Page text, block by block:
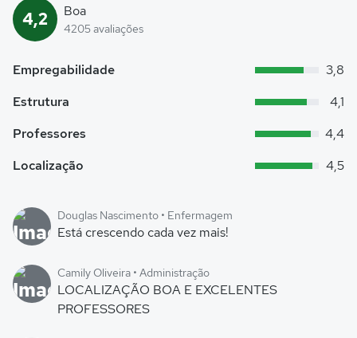
4,2 Boa
4205 avaliações
Empregabilidade
3,8
Estrutura
4,1
Professores
4,4
Localização
4,5
Douglas Nascimento • Enfermagem
Está crescendo cada vez mais!
Camily Oliveira • Administração
LOCALIZAÇÃO BOA E EXCELENTES
PROFESSORES